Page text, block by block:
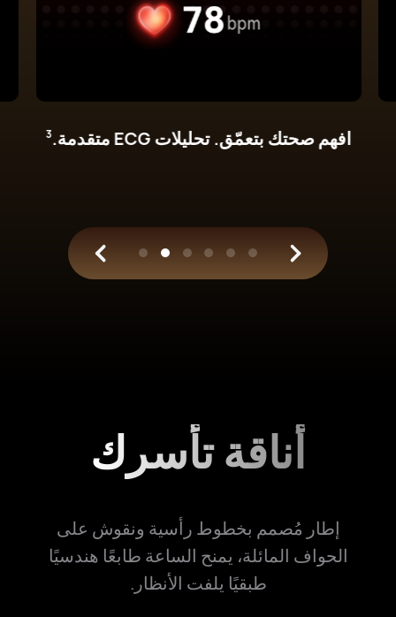
تعمل بسلاسة مع نظامي التشغيل iOS
أناقة تأسرك
إطار مُصمم بخطوط رأسية ونقوش على
الحواف المائلة، يمنح الساعة طابعًا هندسيًا
طبقيًا يلفت الأنظار.